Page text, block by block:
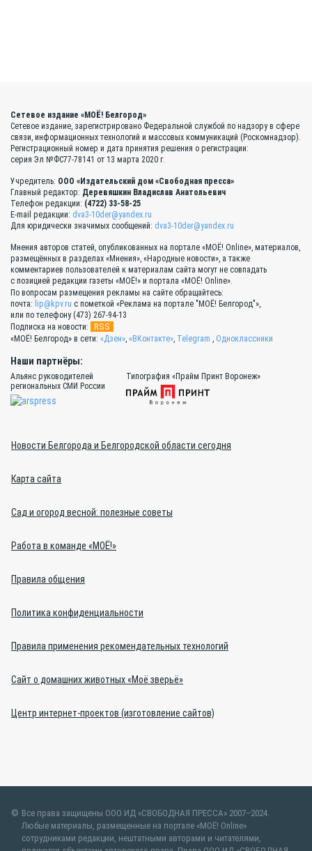
Сетевое издание «МОЁ! Белгород»
Сетевое издание, зарегистрировано Федеральной службой по надзору в сфере
связи, информационных технологий и массовых коммуникаций (Роскомнадзор).
Регистрационный номер и дата принятия решения о регистрации:
серия Эл №ФС77-78141 от 13 марта 2020 г.
Учредитель: ООО «Издательский дом «Свободная пресса»
Главный редактор: Деревяшкин Владислав Анатольевич
Телефон редакции: (4722) 33-58-25
E-mail редакции: dva3-10der@yandex.ru
Для юридически значимых сообщений: dva3-10der@yandex.ru
Мнения авторов статей, опубликованных на портале «МОЁ! Online», материалов,
размещённых в разделах «Мнения», «Народные новости», а также
комментариев пользователей к материалам сайта могут не совпадать
с позицией редакции газеты «МОЁ!» и портала «МОЁ! Online».
По вопросам размещения рекламы на сайте обращайтесь:
почта: lip@kpv.ru с пометкой «Реклама на портале "МОЁ! Белгород"»,
или по телефону (473) 267-94-13
Подписка на новости:
RSS
«МОЁ! Белгород» в сети: «Дзен», «ВКонтакте», Telegram , Одноклассники
Наши партнёры:
Альянс руководителей
региональных СМИ России
Типография «Прайм Принт Воронеж»
Новости Белгорода и Белгородской области сегодня
Карта сайта
Сад и огород весной: полезные советы
Работа в команде «МОЁ!»
Правила общения
Политика конфиденциальности
Правила применения рекомендательных технологий
Сайт о домашних животных «Моё зверьё»
Центр интернет-проектов (изготовление сайтов)
Все права защищены ООО ИД «СВОБОДНАЯ ПРЕССА» 2007–2024.
Любые материалы, размещенные на портале «МОЁ! Online»
сотрудниками редакции, нештатными авторами и читателями,